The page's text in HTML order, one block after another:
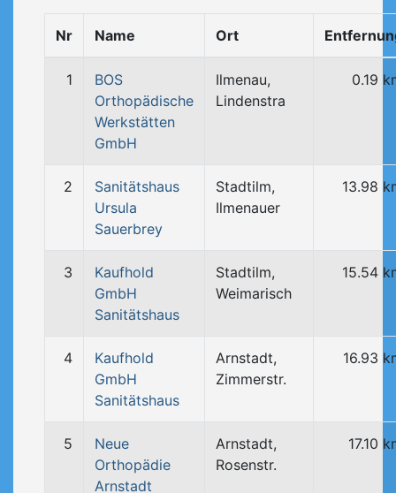
Nr Name Ort
1
BOS
Orthopädische
Werkstätten
GmbH
Ilmenau,
Lindenstra
0.19
2
Sanitätshaus
Ursula
Sauerbrey
Stadtilm,
Ilmenauer
13.98
3
Kaufhold
GmbH
Sanitätshaus
Stadtilm,
Weimarisch
15.54
4
Kaufhold
GmbH
Sanitätshaus
Arnstadt,
Zimmerstr.
16.93
5
Neue
Orthopädie
Arnstadt
Arnstadt,
Rosenstr.
17.10